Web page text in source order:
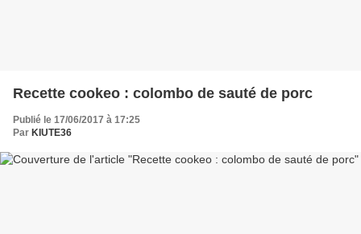
Recette cookeo : colombo de sauté de porc
Publié le 17/06/2017 à 17:25
Par KIUTE36